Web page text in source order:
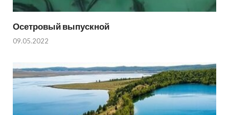
Осетровый выпускной
09.05.2022